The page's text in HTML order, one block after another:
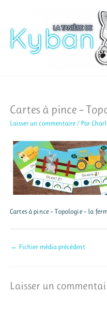
contenu
Cartes à pince –
Laisser un commentaire / Par
Cartes à pince – Topologie – la
← Fichier média précédent
Laisser un